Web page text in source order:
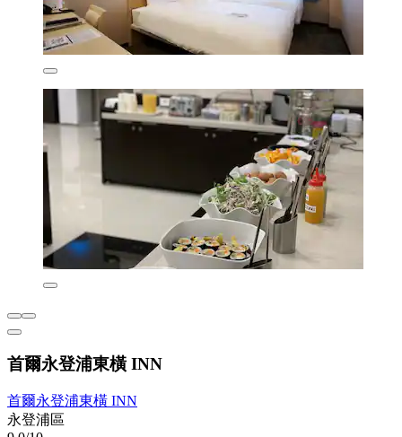
首爾永登浦東橫 INN
首爾永登浦東橫 INN
永登浦區